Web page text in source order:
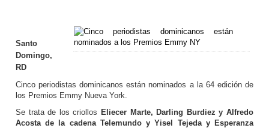
Santo
Domingo,
RD
Cinco periodistas dominicanos están nominados a la 64 edición de
los Premios Emmy Nueva York.
Se trata de los criollos Eliecer Marte, Darling Burdiez y Alfredo
Acosta de la cadena Telemundo y Yisel Tejeda y Esperanza